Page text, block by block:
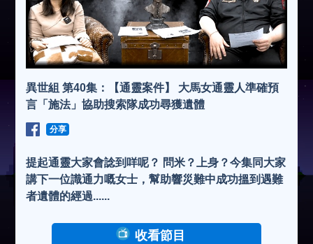
異世組 第40集：【通靈案件】 大馬女通靈人準確預
言「施法」協助搜索隊成功尋獲遺體
分享
提起通靈大家會諗到咩呢？ 問米？上身？今集同大家
講下一位識通力嘅女士，幫助響災難中成功搵到遇難
者遺體的經過......
收看節目